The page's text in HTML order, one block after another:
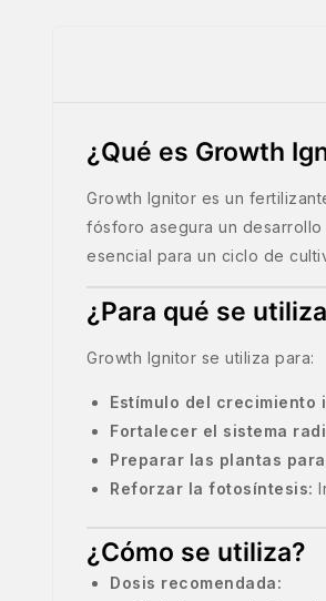
¿Qué es Growth
Growth Ignitor es un
fósforo asegura un
esencial para un ciclo de
¿Para qué se
Growth Ignitor se utiliza para:
Estímulo del crecimiento
Fortalecer el sistema
Preparar las plantas
Reforzar la fotosíntesis:
¿Cómo se utiliza?
Dosis recomendada: